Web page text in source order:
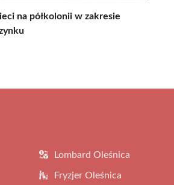
na półkolonii w zakresie
Lombard Oleśnica
Fryzjer Oleśnica